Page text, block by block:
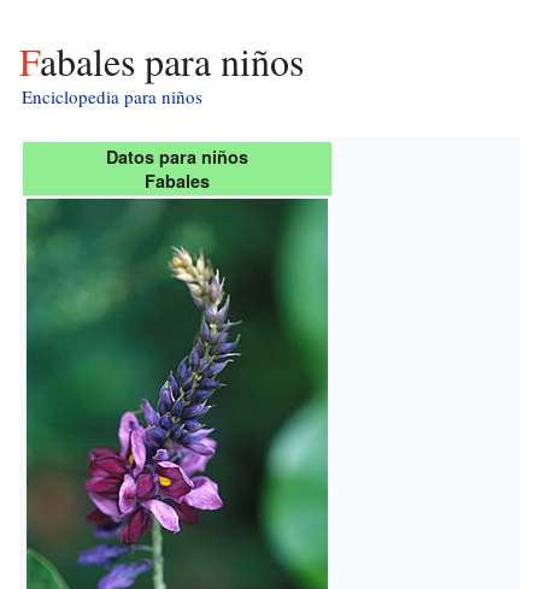
Fabales para niños
Enciclopedia para niños
Datos para niños
Fabales